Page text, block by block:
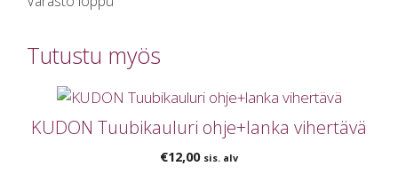
Tutustu myös
KUDON Tuubikauluri ohje+lanka vihertävä
€12,00 sis. alv